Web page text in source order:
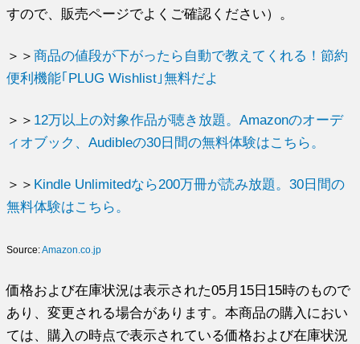
すので、販売ページでよくご確認ください）。
＞＞商品の値段が下がったら自動で教えてくれる！節約
便利機能｢PLUG Wishlist｣無料だよ
＞＞ 12万以上の対象作品が聴き放題。Amazonのオーデ
ィオブック、Audibleの30日間の無料体験はこちら。
＞＞ Kindle Unlimitedなら200万冊が読み放題。30日間の
無料体験はこちら。
Source:Amazon.co.jp
価格および在庫状況は表示された05月15日15時のもので
あり、変更される場合があります。本商品の購入におい
ては、購入の時点で表示されている価格および在庫状況